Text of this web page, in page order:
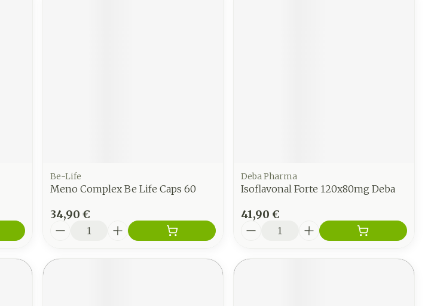
Be-Life
Meno Complex Be Life Caps 60
34,90 €
Quantité
Deba Pharma
Isoflavonal Forte 120x80mg Deba
41,90 €
Quantité